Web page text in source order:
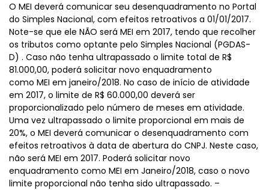
O MEI deverá comunicar seu desenquadramento no Portal
do Simples Nacional, com efeitos retroativos a 01/01/2017.
Note-se que ele NÃO será MEI em 2017, tendo que recolher
os tributos como optante pelo Simples Nacional (PGDAS-
D) . Caso não tenha ultrapassado o limite total de R$
81.000,00, poderá solicitar novo enquadramento
como MEI em janeiro/2018. No caso de início de atividade
em 2017, o limite de R$ 60.000,00 deverá ser
proporcionalizado pelo número de meses em atividade.
Uma vez ultrapassado o limite proporcional em mais de
20%, o MEI deverá comunicar o desenquadramento com
efeitos retroativos à data de abertura do CNPJ. Neste caso,
não será MEI em 2017. Poderá solicitar novo
enquadramento como MEI em Janeiro/2018, caso o novo
limite proporcional não tenha sido ultrapassado. –